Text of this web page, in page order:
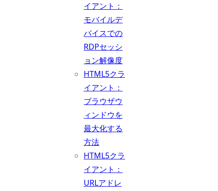
イアント：
モバイルデ
バイスでの
RDPセッシ
ョン解像度
HTML5クラ
イアント：
ブラウザウ
ィンドウを
最大化する
方法
HTML5クラ
イアント：
URLアドレ